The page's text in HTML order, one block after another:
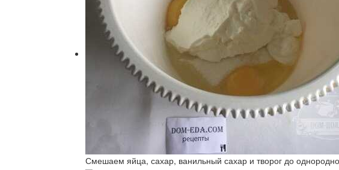
Смешаем яйца, сахар, ванильный сахар и творог до